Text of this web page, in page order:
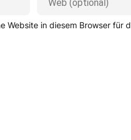
Website in diesem Browser für